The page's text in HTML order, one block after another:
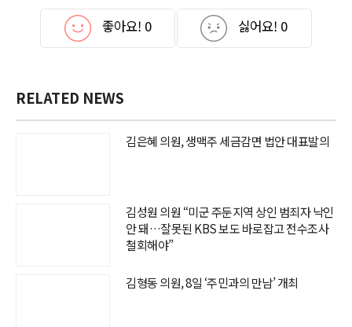
좋아요! 0 싫어요! 0
RELATED NEWS
김은혜 의원, 생맥주 세금감면 법안 대표발의
김성원 의원 “미군 주둔지역 상인 범죄자 낙인
안 돼…잘못된 KBS 보도 바로잡고 전수조사
철회해야”
김형동 의원, 8일 ‘주민과의 만남’ 개최